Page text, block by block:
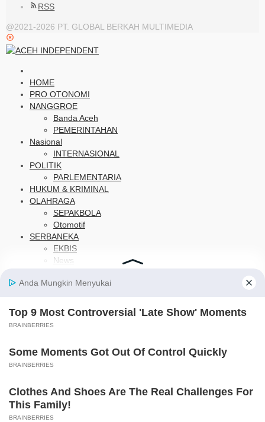
RSS
@2021-2026 PT. GLOBAL BERKAH MULTIMEDIA
HOME
PRO OTONOMI
NANGGROE
Banda Aceh
PEMERINTAHAN
Nasional
INTERNASIONAL
POLITIK
PARLEMENTARIA
HUKUM & KRIMINAL
OLAHRAGA
SEPAKBOLA
Otomotif
SERBANEKA
EKBIS
News
FOTO
LAINNYA
PARIWISATA